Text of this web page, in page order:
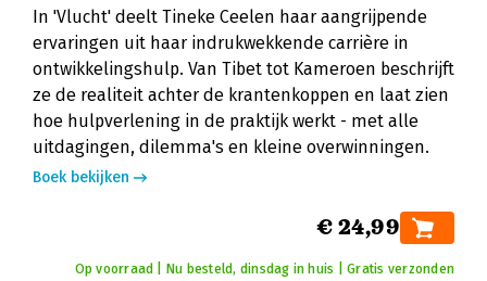
In 'Vlucht' deelt Tineke Ceelen haar aangrijpende
ervaringen uit haar indrukwekkende carrière in
ontwikkelingshulp. Van Tibet tot Kameroen beschrijft
ze de realiteit achter de krantenkoppen en laat zien
hoe hulpverlening in de praktijk werkt - met alle
uitdagingen, dilemma's en kleine overwinningen.
Boek bekijken
€ 24,99
Op voorraad | Nu besteld, dinsdag in huis | Gratis verzonden